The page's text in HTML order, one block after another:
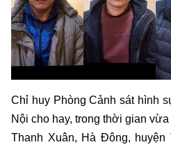
Chỉ huy Phòng Cảnh sát hình
Nội cho hay, trong thời gian
Thanh Xuân, Hà Đông, huyện